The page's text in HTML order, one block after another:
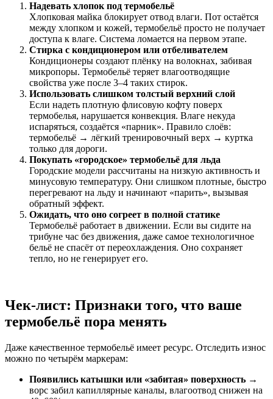
Надевать хлопок под термобельё
Хлопковая майка блокирует отвод влаги. Пот остаётся
между хлопком и кожей, термобельё просто не получает
доступа к влаге. Система ломается на первом этапе.
Стирка с кондиционером или отбеливателем
Кондиционеры создают плёнку на волокнах, забивая
микропоры. Термобельё теряет влагоотводящие
свойства уже после 3–4 таких стирок.
Использовать слишком толстый верхний слой
Если надеть плотную флисовую кофту поверх
термобелья, нарушается конвекция. Влаге некуда
испаряться, создаётся «парник». Правило слоёв:
термобельё → лёгкий тренировочный верх → куртка
только для дороги.
Покупать «городское» термобельё для льда
Городские модели рассчитаны на низкую активность и
минусовую температуру. Они слишком плотные, быстро
перегревают на льду и начинают «парить», вызывая
обратный эффект.
Ожидать, что оно согреет в полной статике
Термобельё работает в движении. Если вы сидите на
трибуне час без движения, даже самое технологичное
бельё не спасёт от переохлаждения. Оно сохраняет
тепло, но не генерирует его.
Чек-лист: Признаки того, что ваше
термобельё пора менять
Даже качественное термобельё имеет ресурс. Отследить износ
можно по четырём маркерам:
Появились катышки или «забитая» поверхность →
ворс забил капиллярные каналы, влагоотвод снижен на